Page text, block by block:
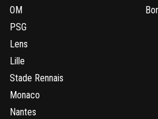
OM
PSG
Lens
Lille
Stade Rennais
Monaco
Nantes